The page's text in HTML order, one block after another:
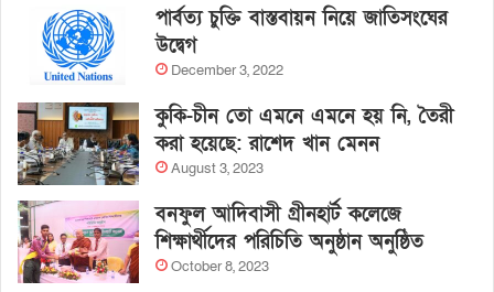
পার্বত্য চুক্তি বাস্তবায়ন নিয়ে জাতিসংঘের
উদ্বেগ
December 3, 2022
কুকি-চীন তো এমনে এমনে হয় নি, তৈরী
করা হয়েছে: রাশেদ খান মেনন
August 3, 2023
বনফুল আদিবাসী গ্রীনহার্ট কলেজে
শিক্ষার্থীদের পরিচিতি অনুষ্ঠান অনুষ্ঠিত
October 8, 2023